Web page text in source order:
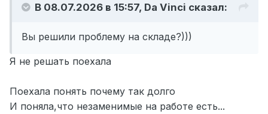
В 08.07.2026 в 15:57, Da Vinci сказал:
Вы решили проблему на складе?)))
Я не решать поехала
Поехала понять почему так долго
И поняла,что незаменимые на работе есть...